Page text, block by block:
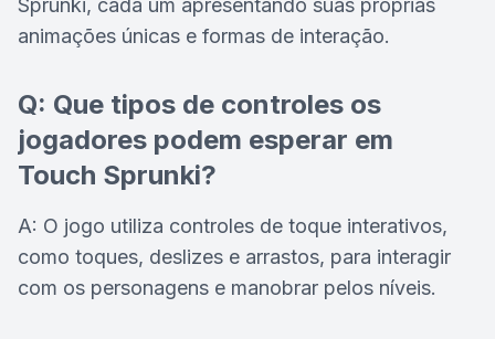
Sprunki, cada um apresentando suas próprias
animações únicas e formas de interação.
Q: Que tipos de controles os
jogadores podem esperar em
Touch Sprunki?
A: O jogo utiliza controles de toque interativos,
como toques, deslizes e arrastos, para interagir
com os personagens e manobrar pelos níveis.